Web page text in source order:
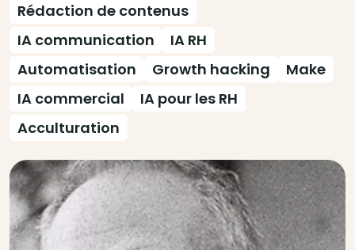
Rédaction de contenus
IA communication
IA RH
Automatisation
Growth hacking
Make
IA commercial
IA pour les RH
Acculturation